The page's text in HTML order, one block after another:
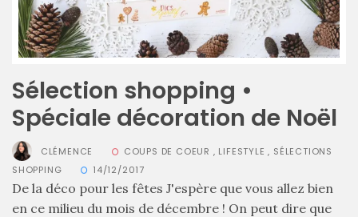
Ma
sélection
de
sacs
et
tendance
pour
l’été
23/05/2026
Sélection shopping •
Spéciale décoration de Noël
CLÉMENCE COUPS DE COEUR , LIFESTYLE , SÉLECTIONS
SHOPPING
14/12/2017
De la déco pour les fêtes J'espère que vous allez bien
en ce milieu du mois de décembre ! On peut dire que